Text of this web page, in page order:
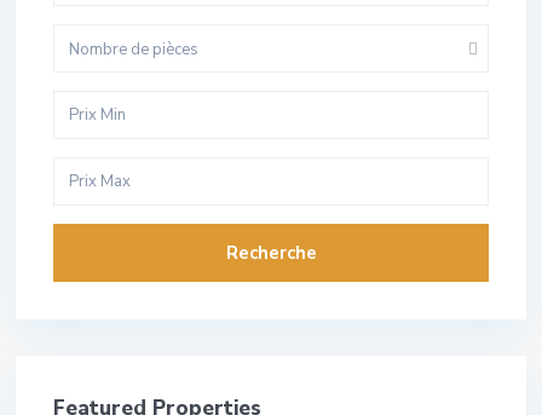
Nombre de pièces
Recherche
Featured Properties